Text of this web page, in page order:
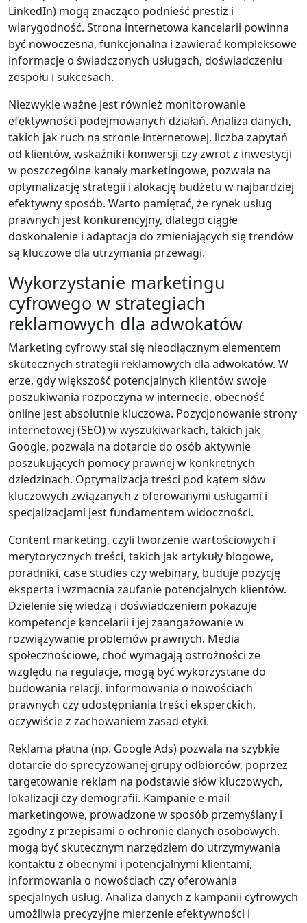
LinkedIn) mogą znacząco podnieść prestiż i
wiarygodność. Strona internetowa kancelarii powinna
być nowoczesna, funkcjonalna i zawierać kompleksowe
informacje o świadczonych usługach, doświadczeniu
zespołu i sukcesach.
Niezwykle ważne jest również monitorowanie
efektywności podejmowanych działań. Analiza danych,
takich jak ruch na stronie internetowej, liczba zapytań
od klientów, wskaźniki konwersji czy zwrot z inwestycji
w poszczególne kanały marketingowe, pozwala na
optymalizację strategii i alokację budżetu w najbardziej
efektywny sposób. Warto pamiętać, że rynek usług
prawnych jest konkurencyjny, dlatego ciągłe
doskonalenie i adaptacja do zmieniających się trendów
są kluczowe dla utrzymania przewagi.
Wykorzystanie marketingu
cyfrowego w strategiach
reklamowych dla adwokatów
Marketing cyfrowy stał się nieodłącznym elementem
skutecznych strategii reklamowych dla adwokatów. W
erze, gdy większość potencjalnych klientów swoje
poszukiwania rozpoczyna w internecie, obecność
online jest absolutnie kluczowa. Pozycjonowanie strony
internetowej (SEO) w wyszukiwarkach, takich jak
Google, pozwala na dotarcie do osób aktywnie
poszukujących pomocy prawnej w konkretnych
dziedzinach. Optymalizacja treści pod kątem słów
kluczowych związanych z oferowanymi usługami i
specjalizacjami jest fundamentem widoczności.
Content marketing, czyli tworzenie wartościowych i
merytorycznych treści, takich jak artykuły blogowe,
poradniki, case studies czy webinary, buduje pozycję
eksperta i wzmacnia zaufanie potencjalnych klientów.
Dzielenie się wiedzą i doświadczeniem pokazuje
kompetencje kancelarii i jej zaangażowanie w
rozwiązywanie problemów prawnych. Media
społecznościowe, choć wymagają ostrożności ze
względu na regulacje, mogą być wykorzystane do
budowania relacji, informowania o nowościach
prawnych czy udostępniania treści eksperckich,
oczywiście z zachowaniem zasad etyki.
Reklama płatna (np. Google Ads) pozwala na szybkie
dotarcie do sprecyzowanej grupy odbiorców, poprzez
targetowanie reklam na podstawie słów kluczowych,
lokalizacji czy demografii. Kampanie e-mail
marketingowe, prowadzone w sposób przemyślany i
zgodny z przepisami o ochronie danych osobowych,
mogą być skutecznym narzędziem do utrzymywania
kontaktu z obecnymi i potencjalnymi klientami,
informowania o nowościach czy oferowania
specjalnych usług. Analiza danych z kampanii cyfrowych
umożliwia precyzyjne mierzenie efektywności i